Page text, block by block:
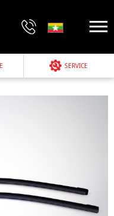
SERVICE